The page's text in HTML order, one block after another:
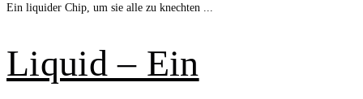
Ein liquider Chip, um sie alle zu knechten ...
Liquid – Ein